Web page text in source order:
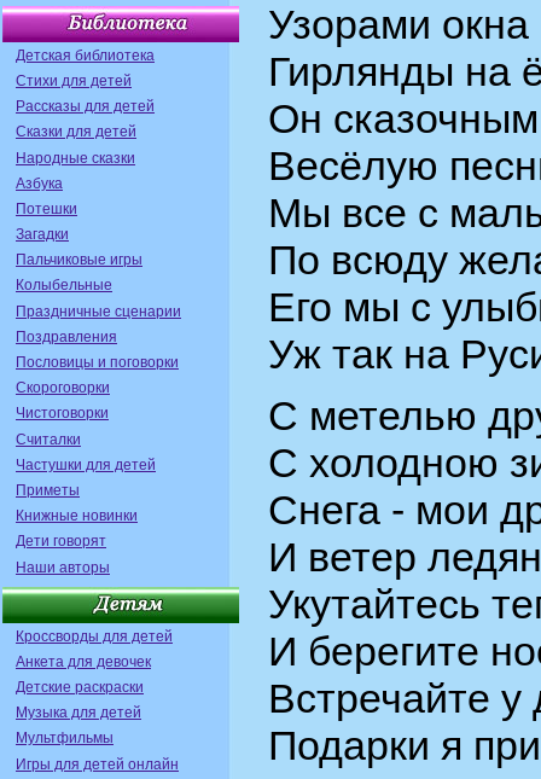
Детская библиотека
Стихи для детей
Рассказы для детей
Сказки для детей
Народные сказки
Азбука
Потешки
Загадки
Пальчиковые игры
Колыбельные
Праздничные сценарии
Поздравления
Пословицы и поговорки
Скороговорки
Чистоговорки
Считалки
Частушки для детей
Приметы
Книжные новинки
Дети говорят
Наши авторы
Кроссворды для детей
Анкета для девочек
Детские раскраски
Музыка для детей
Мультфильмы
Игры для детей онлайн
Узорами окна
Гирлянды на
Он
Весёлую
Мы все с
По всюду
Его мы с
Уж так на
С метелью
С холодною
Снега - мои
И ветер
Укутайтесь
И берегите
Встречайте у
Подарки я